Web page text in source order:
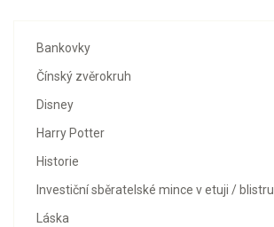
Bankovky
Čínský zvěrokruh
Disney
Harry Potter
Historie
Investiční sběratelské mince v etuji / blistru
Láska